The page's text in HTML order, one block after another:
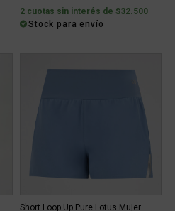
2 cuotas sin interés de $32.500
Stock para envío
Short Loop Up Pure Lotus Mujer